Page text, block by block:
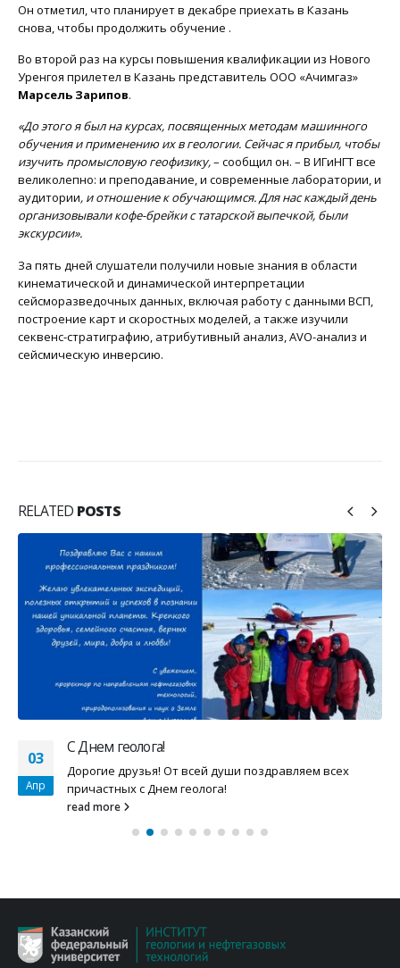
Он отметил, что планирует в декабре приехать в Казань
снова, чтобы продолжить обучение .
Во второй раз на курсы повышения квалификации из Нового
Уренгоя прилетел в Казань представитель ООО «Ачимгаз»
Марсель Зарипов.
«До этого я был на курсах, посвященных методам машинного
обучения и применению их в геологии. Сейчас я прибыл, чтобы
изучить промысловую геофизику,– сообщил он. – В ИГиНГТ все
великолепно: и преподавание, и современные лаборатории, и
аудитории, и отношение к обучающимся. Для нас каждый день
организовывали кофе-брейки с татарской выпечкой, были
экскурсии».
За пять дней слушатели получили новые знания в области
кинематической и динамической интерпретации
сейсморазведочных данных, включая работу с данными ВСП,
построение карт и скоростных моделей, а также изучили
секвенс-стратиграфию, атрибутивный анализ, AVO-анализ и
сейсмическую инверсию.
RELATED POSTS
03
Апр
С Днем геолога!
Дорогие друзья! От всей души поздравляем всех
причастных с Днем геолога!
read more